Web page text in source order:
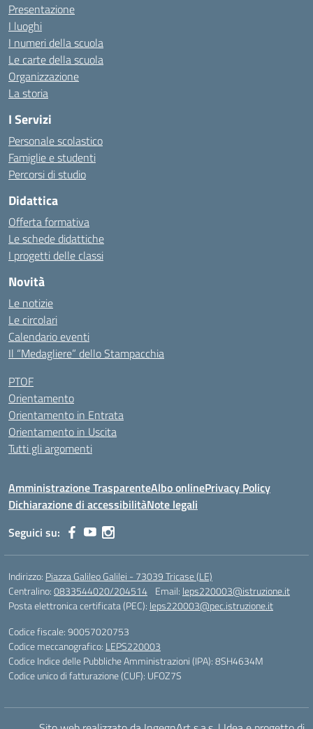
Presentazione
I luoghi
I numeri della scuola
Le carte della scuola
Organizzazione
La storia
I Servizi
Personale scolastico
Famiglie e studenti
Percorsi di studio
Didattica
Offerta formativa
Le schede didattiche
I progetti delle classi
Novità
Le notizie
Le circolari
Calendario eventi
Il “Medagliere” dello Stampacchia
PTOF
Orientamento
Orientamento in Entrata
Orientamento in Uscita
Tutti gli argomenti
Amministrazione TrasparenteAlbo onlinePrivacy Policy
Dichiarazione di accessibilitàNote legali
Seguici su:
Indirizzo: Piazza Galileo Galilei - 73039 Tricase (LE)
Centralino:0833544020/204514 Email: leps220003@istruzione.it
Posta elettronica certificata (PEC): leps220003@pec.istruzione.it
Codice fiscale: 90057020753
Codice meccanografico: LEPS220003
Codice Indice delle Pubbliche Amministrazioni (IPA): 8SH4634M
Codice unico di fatturazione (CUF): UFOZ7S